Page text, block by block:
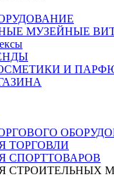
МУЗЕЙНЫЕ
И
ТОРГОВЛИ
СПОРТТОВАРОВ
СТРОИТЕЛЬНЫХ